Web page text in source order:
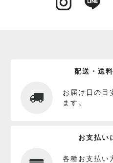
配送・送
お届け日の目
ます。
お支払い
各種お支払い